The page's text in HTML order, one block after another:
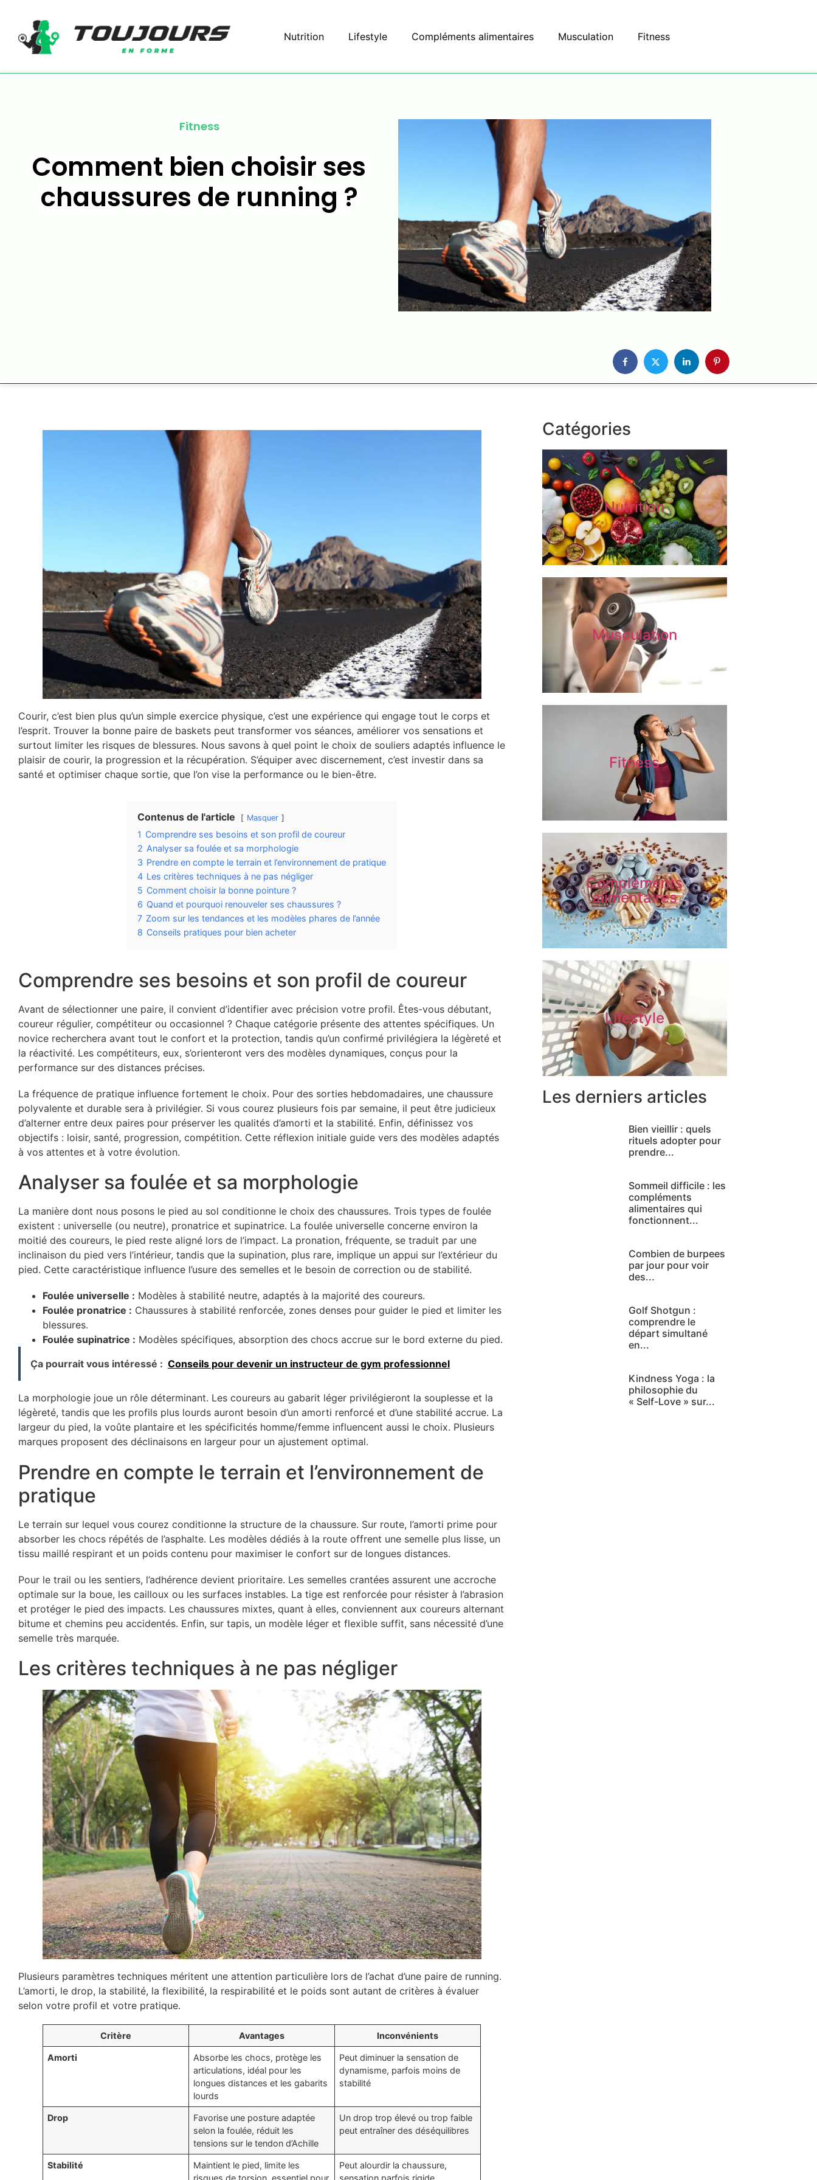
Nutrition Lifestyle Compléments alimentaires Musculation Fitness
Fitness
Comment bien choisir ses
chaussures de running ?
Courir, c’est bien plus qu’un simple exercice physique, c’est une expérience qui engage tout le corps et
l’esprit. Trouver la bonne paire de baskets peut transformer vos séances, améliorer vos sensations et
surtout limiter les risques de blessures. Nous savons à quel point le choix de souliers adaptés influence le
plaisir de courir, la progression et la récupération. S’équiper avec discernement, c’est investir dans sa
santé et optimiser chaque sortie, que l’on vise la performance ou le bien-être.
Contenus de l'article Masquer
1 Comprendre ses besoins et son profil de coureur
2 Analyser sa foulée et sa morphologie
3 Prendre en compte le terrain et l’environnement de pratique
4 Les critères techniques à ne pas négliger
5 Comment choisir la bonne pointure ?
6 Quand et pourquoi renouveler ses chaussures ?
7 Zoom sur les tendances et les modèles phares de l’année
8 Conseils pratiques pour bien acheter
Comprendre ses besoins et son profil de coureur
Avant de sélectionner une paire, il convient d’identifier avec précision votre profil. Êtes-vous débutant,
coureur régulier, compétiteur ou occasionnel ? Chaque catégorie présente des attentes spécifiques. Un
novice recherchera avant tout le confort et la protection, tandis qu’un confirmé privilégiera la légèreté et
la réactivité. Les compétiteurs, eux, s’orienteront vers des modèles dynamiques, conçus pour la
performance sur des distances précises.
La fréquence de pratique influence fortement le choix. Pour des sorties hebdomadaires, une chaussure
polyvalente et durable sera à privilégier. Si vous courez plusieurs fois par semaine, il peut être judicieux
d’alterner entre deux paires pour préserver les qualités d’amorti et la stabilité. Enfin, définissez vos
objectifs : loisir, santé, progression, compétition. Cette réflexion initiale guide vers des modèles adaptés
à vos attentes et à votre évolution.
Analyser sa foulée et sa morphologie
La manière dont nous posons le pied au sol conditionne le choix des chaussures. Trois types de foulée
existent : universelle (ou neutre), pronatrice et supinatrice. La foulée universelle concerne environ la
moitié des coureurs, le pied reste aligné lors de l’impact. La pronation, fréquente, se traduit par une
inclinaison du pied vers l’intérieur, tandis que la supination, plus rare, implique un appui sur l’extérieur du
pied. Cette caractéristique influence l’usure des semelles et le besoin de correction ou de stabilité.
Foulée universelle : Modèles à stabilité neutre, adaptés à la majorité des coureurs.
Foulée pronatrice : Chaussures à stabilité renforcée, zones denses pour guider le pied et limiter les
blessures.
Foulée supinatrice : Modèles spécifiques, absorption des chocs accrue sur le bord externe du pied.
Ça pourrait vous intéressé : Conseils pour devenir un instructeur de gym professionnel
La morphologie joue un rôle déterminant. Les coureurs au gabarit léger privilégieront la souplesse et la
légèreté, tandis que les profils plus lourds auront besoin d’un amorti renforcé et d’une stabilité accrue. La
largeur du pied, la voûte plantaire et les spécificités homme/femme influencent aussi le choix. Plusieurs
marques proposent des déclinaisons en largeur pour un ajustement optimal.
Prendre en compte le terrain et l’environnement de
pratique
Le terrain sur lequel vous courez conditionne la structure de la chaussure. Sur route, l’amorti prime pour
absorber les chocs répétés de l’asphalte. Les modèles dédiés à la route offrent une semelle plus lisse, un
tissu maillé respirant et un poids contenu pour maximiser le confort sur de longues distances.
Pour le trail ou les sentiers, l’adhérence devient prioritaire. Les semelles crantées assurent une accroche
optimale sur la boue, les cailloux ou les surfaces instables. La tige est renforcée pour résister à l’abrasion
et protéger le pied des impacts. Les chaussures mixtes, quant à elles, conviennent aux coureurs alternant
bitume et chemins peu accidentés. Enfin, sur tapis, un modèle léger et flexible suffit, sans nécessité d’une
semelle très marquée.
Les critères techniques à ne pas négliger
Plusieurs paramètres techniques méritent une attention particulière lors de l’achat d’une paire de running.
L’amorti, le drop, la stabilité, la flexibilité, la respirabilité et le poids sont autant de critères à évaluer
selon votre profil et votre pratique.
Critère Avantages Inconvénients
Amorti
Absorbe les chocs, protège les
articulations, idéal pour les
longues distances et les gabarits
lourds
Peut diminuer la sensation de
dynamisme, parfois moins de
stabilité
Drop
Favorise une posture adaptée
selon la foulée, réduit les
tensions sur le tendon d’Achille
Un drop trop élevé ou trop faible
peut entraîner des déséquilibres
Stabilité
Maintient le pied, limite les
risques de torsion, essentiel pour
Peut alourdir la chaussure,
sensation parfois rigide
Catégories
Nutrition
Musculation
Fitness
Compléments
alimentaires
Lifestyle
Les derniers articles
Bien vieillir : quels
rituels adopter pour
prendre...
Sommeil difficile : les
compléments
alimentaires qui
fonctionnent...
Combien de burpees
par jour pour voir
des...
Golf Shotgun :
comprendre le
départ simultané
en...
Kindness Yoga : la
philosophie du
« Self-Love » sur...